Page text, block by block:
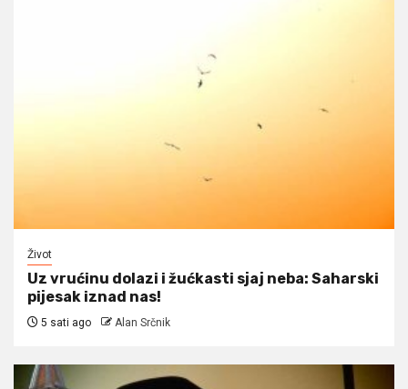
Život
Uz vrućinu dolazi i žućkasti sjaj neba: Saharski
pijesak iznad nas!
5 sati ago Alan Srčnik